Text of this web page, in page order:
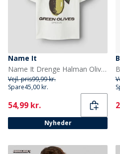
Name It
Name It Drenge Halman Olivengrøn T Shirt Cloud Dancer/Olive
Vejl. pris99,99 kr.
Spare45,00 kr.
Current
54,99 kr.
Nyheder